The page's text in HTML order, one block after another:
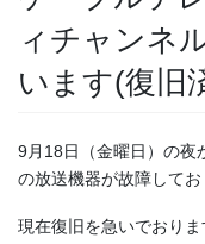
ィチャンネ
います(復旧
9月18日（金曜日）の夜
の放送機器が故障してお
現在復旧を急いでおりま